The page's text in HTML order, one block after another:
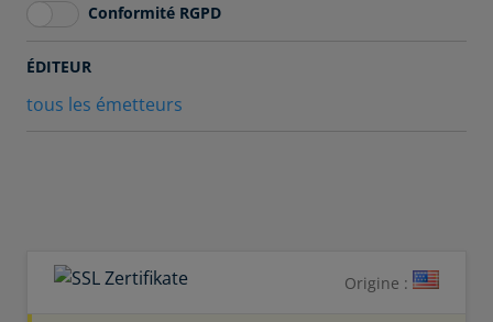
Conformité RGPD
ÉDITEUR
tous les émetteurs
Origine :